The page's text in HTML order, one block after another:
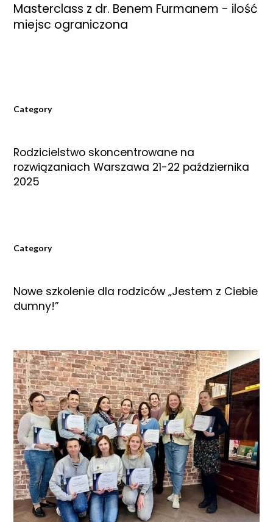
Masterclass z dr. Benem Furmanem - ilość
miejsc ograniczona
Category
Rodzicielstwo skoncentrowane na
rozwiązaniach Warszawa 21-22 października
2025
Category
Nowe szkolenie dla rodziców „Jestem z Ciebie
dumny!”